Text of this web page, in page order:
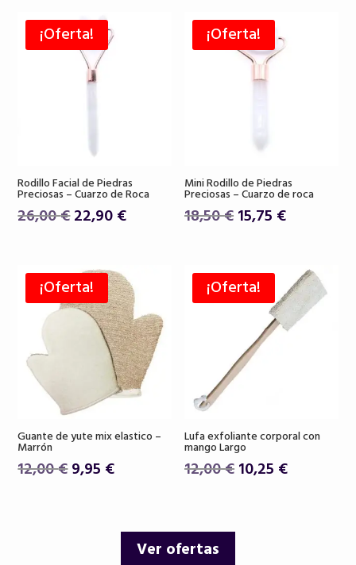
era:
19,50 €.
era:
39,00 €.
¡Oferta!
Rodillo Facial de Piedras
Preciosas – Cuarzo de Roca
26,00€El
era:
26,00 €.
22,90€El
es:
22,90 €.
¡Oferta!
Mini Rodillo de Piedras
Preciosas – Cuarzo de roca
18,50€El
era:
18,50 €.
15,75 €El
es:
15,75 €.
¡Oferta!
Guante de yute mix elastico –
Marrón
12,00€El
9,95 €El
es:
9,95 €.
¡Oferta!
Lufa exfoliante corporal con
mango Largo
12,00€El
10,25 €El
Ver ofertas